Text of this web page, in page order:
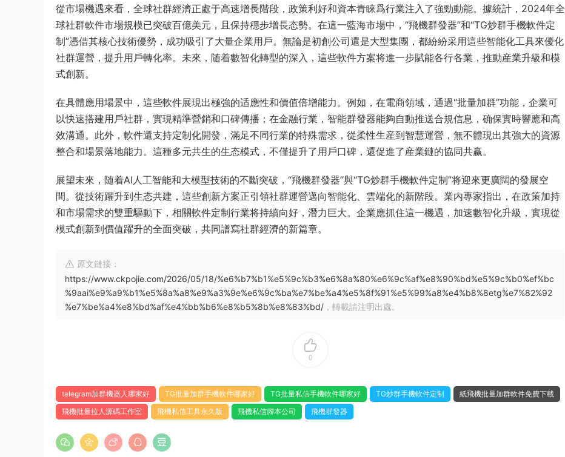
從市場機遇來看，全球社群經濟正處于高速增長階段，政策利好和資本青睐爲行業注入了強勁動能。據統計，2024年全
球社群軟件市場規模已突破百億美元，且保持穩步增長态勢。在這一藍海市場中，“飛機群發器”和“TG炒群手機軟件定
制”憑借其核心技術優勢，成功吸引了大量企業用戶。無論是初創公司還是大型集團，都紛紛采用這些智能化工具來優化
社群運營，提升用戶轉化率。未來，随着數智化轉型的深入，這些軟件方案将進一步賦能各行各業，推動産業升級和模
式創新。
在具體應用場景中，這些軟件展現出極強的适應性和價值倍增能力。例如，在電商領域，通過“批量加群”功能，企業可
以快速搭建用戶社群，實現精準營銷和口碑傳播；在金融行業，智能群發器能夠自動推送合規信息，确保實時響應和高
效溝通。此外，軟件還支持定制化開發，滿足不同行業的特殊需求，從柔性生産到智慧運營，無不體現出其強大的資源
整合和場景落地能力。這種多元共生的生态模式，不僅提升了用戶口碑，還促進了産業鏈的協同共赢。
展望未來，随着AI人工智能和大模型技術的不斷突破，“飛機群發器”與“TG炒群手機軟件定制”将迎來更廣闊的發展空
間。從技術躍升到生态共建，這些創新方案正引領社群運營邁向智能化、雲端化的新階段。業内專家指出，在政策加持
和市場需求的雙重驅動下，相關軟件定制行業将持續向好，潛力巨大。企業應抓住這一機遇，加速數智化升級，實現從
模式創新到價值躍升的全面突破，共同譜寫社群經濟的新篇章。
原文鏈接：
https://www.ckpojie.com/2026/05/18/%e6%b7%b1%e5%9c%b3%e6%8a%80%e6%9c%af%e8%90%bd%e5%9c%b0%ef%bc
%9aai%e9%a9%b1%e5%8a%a8%e9%a3%9e%e6%9c%ba%e7%be%a4%e5%8f%91%e5%99%a8%e4%b8%8etg%e7%82%92
%e7%be%a4%e8%bd%af%e4%bb%b6%e8%b5%8b%e8%83%bd/ ，轉載請注明出處。
0
telegram加群機器人哪家好 TG批量加群手機軟件哪家好 TG批量私信手機軟件哪家好 TG炒群手機軟件定制
紙飛機批量加群軟件免費下載
飛機批量拉人源碼工作室
飛機私信工具永久版 飛機私信腳本公司 飛機群發器